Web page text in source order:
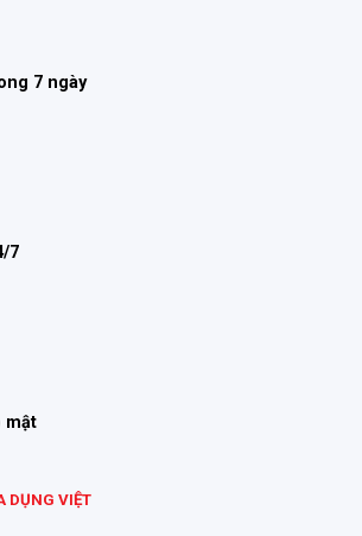
7 ngày
7
mật
DỤNG VIỆT